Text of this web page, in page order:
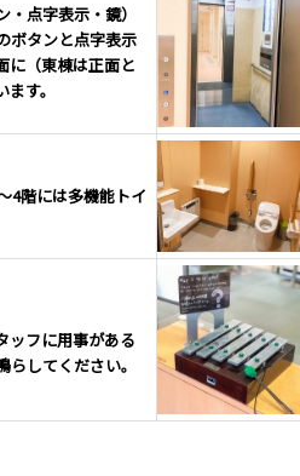
点字表示・鏡）
ボタンと点字表示
に（東棟は正面と
す。
4階には多機能トイ
ッフに用事がある
してください。